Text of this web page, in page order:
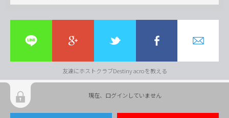
友達にホストクラブDestiny acroを教える
現在、ログインしていません